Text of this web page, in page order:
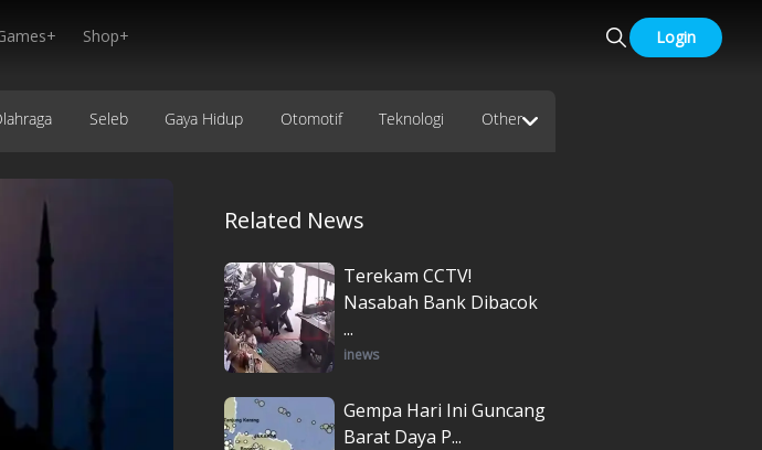
Shop+ Login
Seleb Gaya Hidup Otomotif Teknologi Other
Related News
Terekam CCTV!
Nasabah Bank Dibacok
...
inews
Gempa Hari Ini Guncang
Barat Daya P...